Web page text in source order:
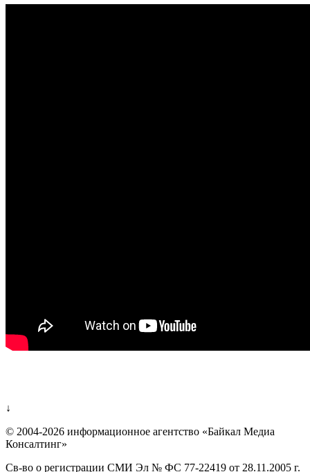
↓
© 2004-2026 информационное агентство «Байкал Медиа
Консалтинг»
Св-во о регистрации СМИ Эл № ФС 77-22419 от 28.11.2005 г.